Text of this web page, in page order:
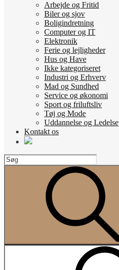
Arbejde og Fritid
Biler og sjov
Boligindretning
Computer og IT
Elektronik
Ferie og lejligheder
Hus og Have
Ikke kategoriseret
Industri og Erhverv
Mad og Sundhed
Service og økonomi
Sport og friluftsliv
Tøj og Mode
Uddannelse og Ledelse
Kontakt os
Search
for: